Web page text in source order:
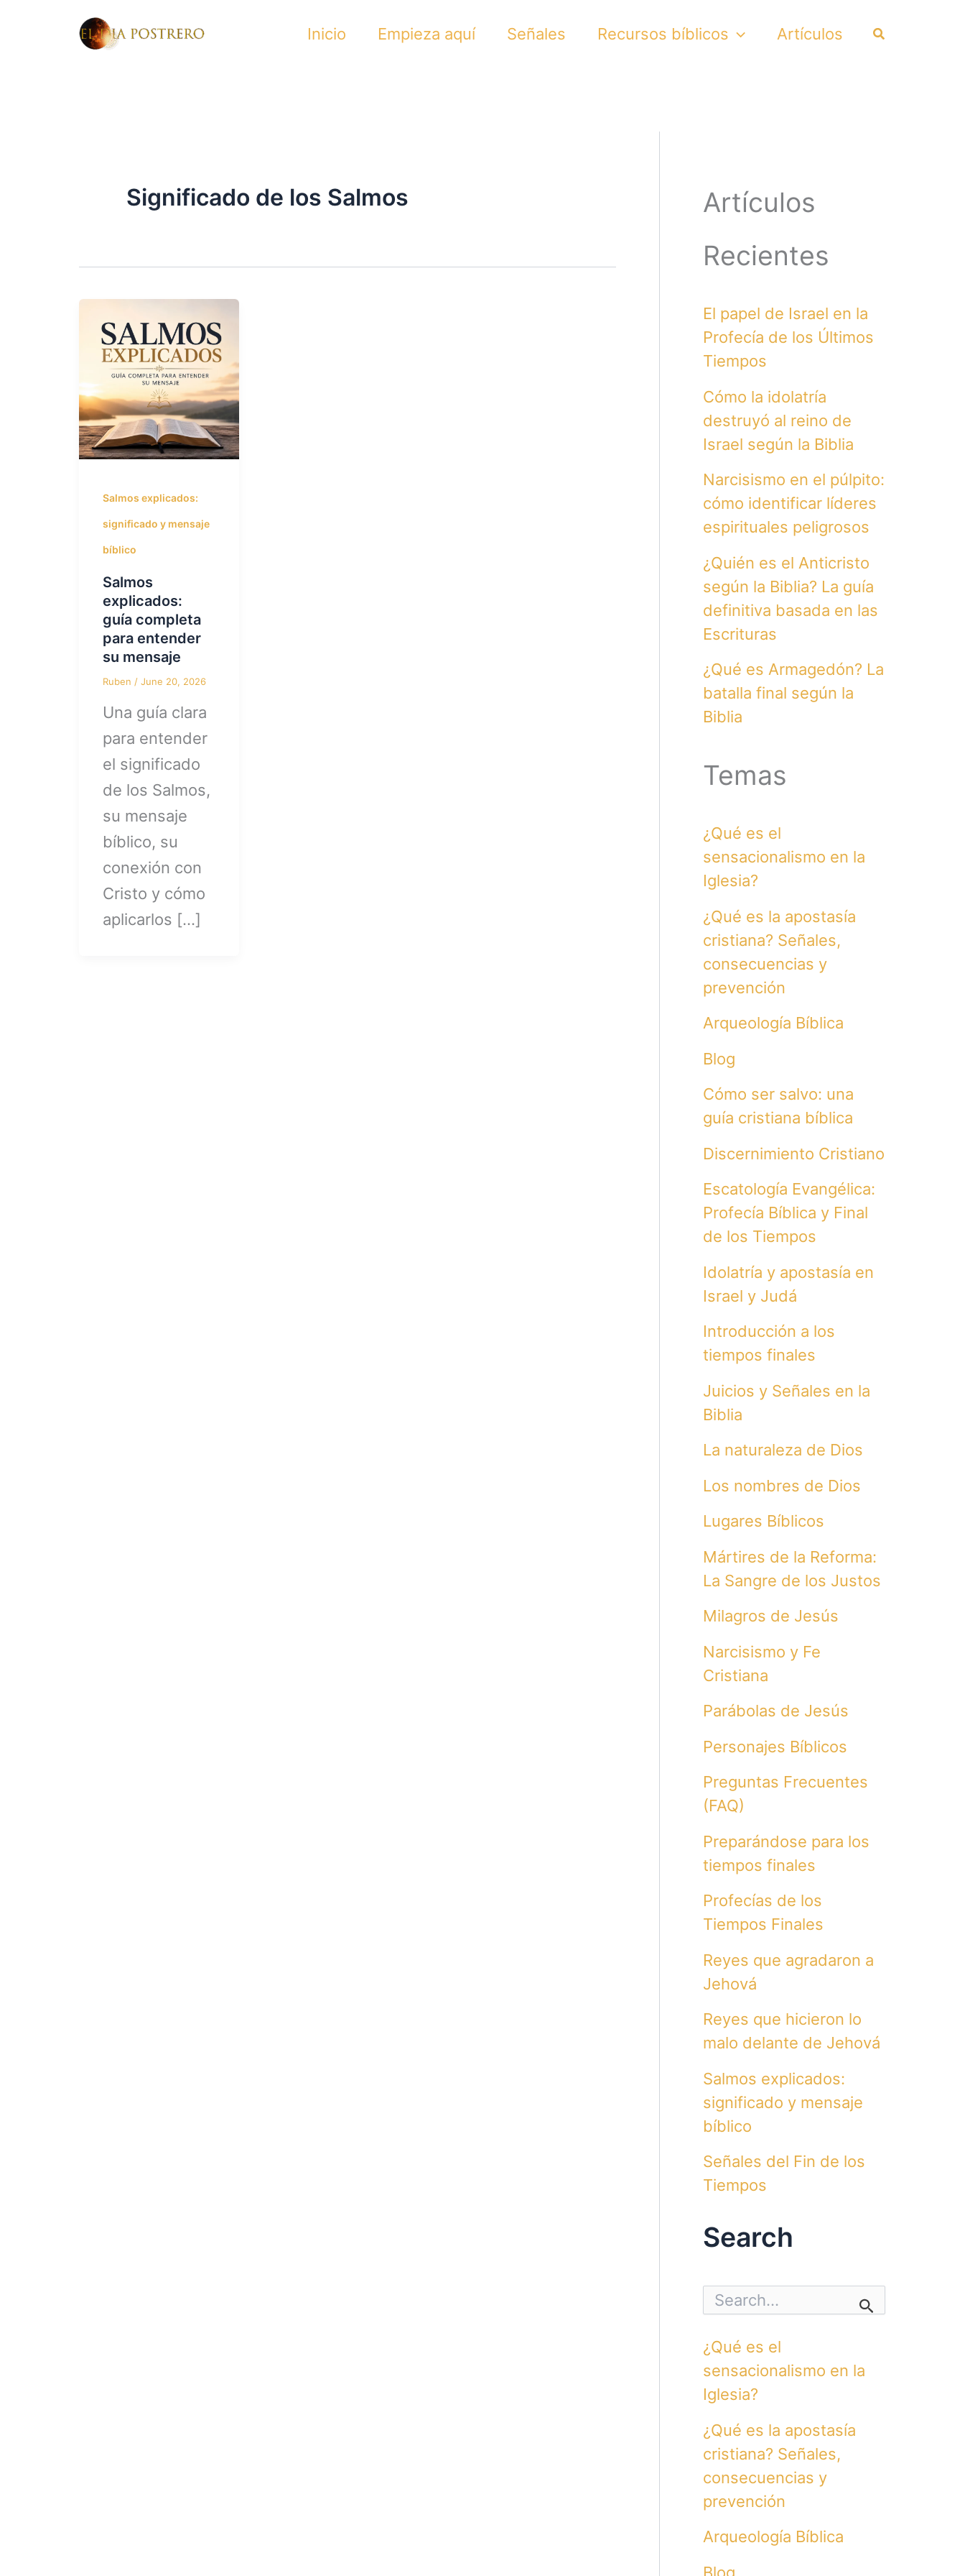
Inicio Empieza aquí Señales Recursos bíblicos Artículos Search
Significado de los Salmos
Salmos explicados:
significado y mensaje
bíblico
Salmos
explicados:
guía completa
para entender
su mensaje
Ruben / June 20, 2026
Una guía clara
para entender
el significado
de los Salmos,
su mensaje
bíblico, su
conexión con
Cristo y cómo
aplicarlos […]
Artículos
Recientes
El papel de Israel en la
Profecía de los Últimos
Tiempos
Cómo la idolatría
destruyó al reino de
Israel según la Biblia
Narcisismo en el púlpito:
cómo identificar líderes
espirituales peligrosos
¿Quién es el Anticristo
según la Biblia? La guía
definitiva basada en las
Escrituras
¿Qué es Armagedón? La
batalla final según la
Biblia
Temas
¿Qué es el
sensacionalismo en la
Iglesia?
¿Qué es la apostasía
cristiana? Señales,
consecuencias y
prevención
Arqueología Bíblica
Blog
Cómo ser salvo: una
guía cristiana bíblica
Discernimiento Cristiano
Escatología Evangélica:
Profecía Bíblica y Final
de los Tiempos
Idolatría y apostasía en
Israel y Judá
Introducción a los
tiempos finales
Juicios y Señales en la
Biblia
La naturaleza de Dios
Los nombres de Dios
Lugares Bíblicos
Mártires de la Reforma:
La Sangre de los Justos
Milagros de Jesús
Narcisismo y Fe
Cristiana
Parábolas de Jesús
Personajes Bíblicos
Preguntas Frecuentes
(FAQ)
Preparándose para los
tiempos finales
Profecías de los
Tiempos Finales
Reyes que agradaron a
Jehová
Reyes que hicieron lo
malo delante de Jehová
Salmos explicados:
significado y mensaje
bíblico
Señales del Fin de los
Tiempos
Search
S
c
f
o
¿Qué es el
sensacionalismo en la
Iglesia?
¿Qué es la apostasía
cristiana? Señales,
consecuencias y
prevención
Arqueología Bíblica